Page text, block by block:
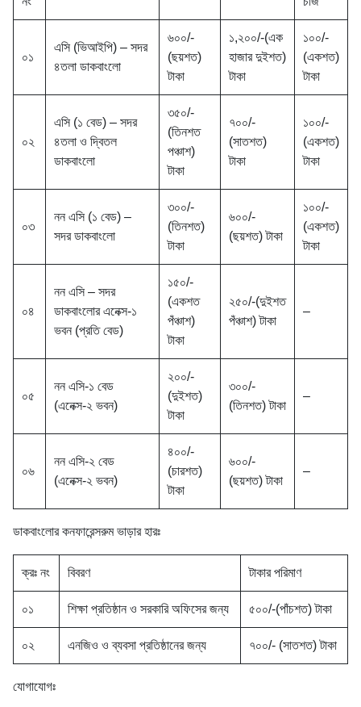
০১
এসি (ভিআইপি) – সদর
৪তলা ডাকবাংলো
৬০০/-
(ছয়শত)
টাকা
১,২০০/-(এক
হাজার দুইশত)
টাকা
১০০/-
(একশত)
টাকা
০২
এসি (১ বেড) – সদর
৪তলা ও দ্বিতল
ডাকবাংলো
৩৫০/-
(তিনশত
পঞ্চাশ)
টাকা
৭০০/-
(সাতশত)
টাকা
১০০/-
(একশত)
টাকা
০৩
নন এসি (১ বেড) –
সদর ডাকবাংলো
৩০০/-
(তিনশত)
টাকা
৬০০/-
(ছয়শত) টাকা
১০০/-
(একশত)
টাকা
০৪
নন এসি – সদর
ডাকবাংলোর এনেক্স-১
ভবন (প্রতি বেড)
১৫০/-
(একশত
পঁঞ্চাশ)
টাকা
২৫০/-(দুইশত
পঁঞ্চাশ) টাকা
–
০৫
নন এসি-১ বেড
(এনেক্স-২ ভবন)
২০০/-
(দুইশত)
টাকা
৩০০/-
(তিনশত) টাকা
–
০৬
নন এসি-২ বেড
(এনেক্স-২ ভবন)
৪০০/-
(চারশত)
টাকা
৬০০/-
(ছয়শত) টাকা
–
ডাকবাংলোর কনফারেন্সরুম ভাড়ার হারঃ
ক্রঃ নং বিবরণ টাকার পরিমাণ
০১ শিক্ষা প্রতিষ্ঠান ও সরকারি অফিসের জন্য ৫০০/-(পাঁচশত) টাকা
০২ এনজিও ও ব্যবসা প্রতিষ্ঠানের জন্য ৭০০/- (সাতশত) টাকা
যোগাযোগঃ